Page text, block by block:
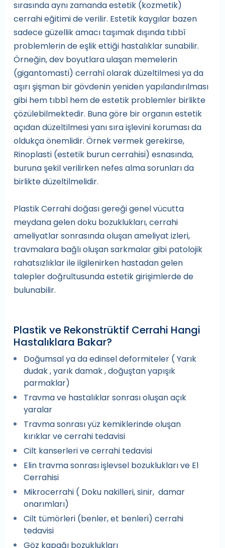
sırasında aynı zamanda estetik (kozmetik)
cerrahi eğitimi de verilir. Estetik kaygılar bazen
sadece güzellik amacı taşımak dışında tıbbî
problemlerin de eşlik ettiği hastalıklar sunabilir.
Örneğin, dev boyutlara ulaşan memelerin
(gigantomasti) cerrahî olarak düzeltilmesi ya da
aşırı şişman bir gövdenin yeniden yapılandırılması
gibi hem tıbbî hem de estetik problemler birlikte
çözülebilmektedir. Buna göre bir organın estetik
açıdan düzeltilmesi yanı sıra işlevini koruması da
oldukça önemlidir. Örnek vermek gerekirse,
Rinoplasti (estetik burun cerrahisi) esnasında,
buruna şekil verilirken nefes alma sorunları da
birlikte düzeltilmelidir.
Plastik Cerrahi doğası gereği genel vücutta
meydana gelen doku bozuklukları, cerrahi
ameliyatlar sonrasında oluşan ameliyat izleri,
travmalara bağlı oluşan sarkmalar gibi patolojik
rahatsızlıklar ile ilgilenirken hastadan gelen
talepler doğrultusunda estetik girişimlerde de
bulunabilir.
Plastik ve Rekonstrüktif Cerrahi Hangi
Hastalıklara Bakar?
Doğumsal ya da edinsel deformiteler ( Yarık
dudak , yarık damak , doğuştan yapışık
parmaklar)
Travma ve hastalıklar sonrası oluşan açık
yaralar
Travma sonrası yüz kemiklerinde oluşan
kırıklar ve cerrahi tedavisi
Cilt kanserleri ve cerrahi tedavisi
Elin travma sonrası işlevsel bozuklukları ve El
Cerrahisi
Mikrocerrahi ( Doku nakilleri, sinir, damar
onarımları)
Cilt tümörleri (benler, et benleri) cerrahi
tedavisi
Göz kapağı bozuklukları